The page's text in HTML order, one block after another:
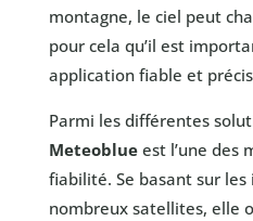
montagne, le ciel peut
pour cela qu’il est
application fiable et
Parmi les différentes
Meteoblueest l’une des
fiabilité. Se basant sur
nombreux satellites, elle